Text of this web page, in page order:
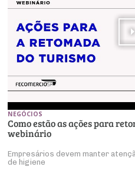
NEGÓCIOS
Como estão as ações para
webinário
Empresários devem manter
de higiene